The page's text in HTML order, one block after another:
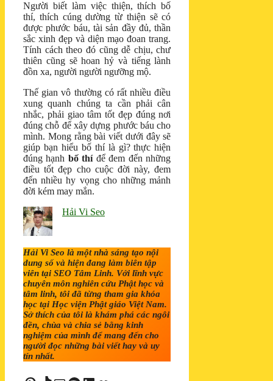
Người biết làm việc thiện, thích bố
thí, thích cúng dường từ thiện sẽ có
được phước báu, tài sản đầy đủ, thần
sắc xinh đẹp và diện mạo đoan trang.
Tính cách theo đó cũng dễ chịu, chư
thiên cũng sẽ hoan hỷ và tiếng lành
đồn xa, người người ngưỡng mộ.
Thế gian vô thường có rất nhiều điều
xung quanh chúng ta cần phải cân
nhắc, phải giao tâm tốt đẹp đúng nơi
đúng chỗ để xây dựng phước báu cho
mình. Mong rằng bài viết dưới đây sẽ
giúp bạn hiểu bố thí là gì? thực hiện
đúng hạnh bố thíđể đem đến những
điều tốt đẹp cho cuộc đời này, đem
đến nhiều hy vọng cho những mảnh
đời kém may mắn.
Hải Vi Seo
Hải Vi Seo là một nhà sáng tạo nội
dung số và hiện đang làm biên tập
viên tại SEO Tâm Linh. Với lĩnh vực
chuyên môn nghiên cứu Phật học và
tâm linh, tôi đã từng tham gia khóa
học tại Học viện Phật giáo Việt Nam.
Sở thích của tôi là khám phá các ngôi
đền, chùa và chia sẻ bằng kinh
nghiệm của mình để mang đến cho
người đọc những bài viết hay và uy
tín nhất.